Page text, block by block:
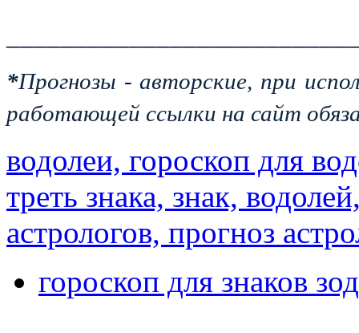
*Прогнозы - авторские, при
работающей ссылки на сайт
водолеи, гороскоп для
треть знака, знак,
астрологов, прогноз
гороскоп для знаков